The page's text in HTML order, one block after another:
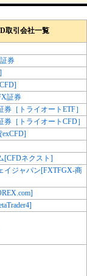
取引会社一覧
券
証券
券［トライオートETF］
券［トライオートCFD］
[CFDネクスト]
イジャパン[FXTFGX-商